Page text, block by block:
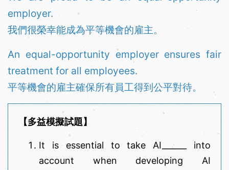
employer.
我們很榮幸能成為平等機會的雇主。
An equal-opportunity employer ensures fair
treatment for all employees.
平等機會的雇主確保所有員工得到公平對待。
【多益模擬試題】
It is essential to take AI______ into
account when developing AI